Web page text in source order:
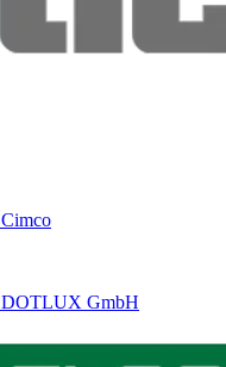
Cimco
DOTLUX GmbH